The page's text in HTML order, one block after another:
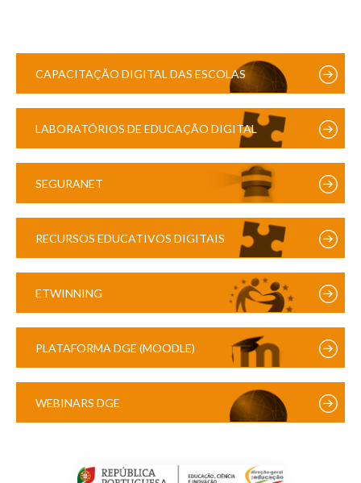
CAPACITAÇÃO DIGITAL DAS ESCOLAS
LABORATÓRIOS DE EDUCAÇÃO DIGITAL
SEGURANET
RECURSOS EDUCATIVOS DIGITAIS
ETWINNING
PLATAFORMA DGE (MOODLE)
WEBINARS DGE